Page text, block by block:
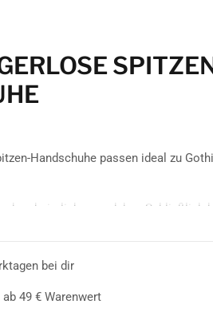
Handschuhe passen ideal zu
unheimlich sexy daher. Schließlich
ihrer Trägerin frei. Sie sind zudem
Kostüm trägt.
bei dir
49 € Warenwert